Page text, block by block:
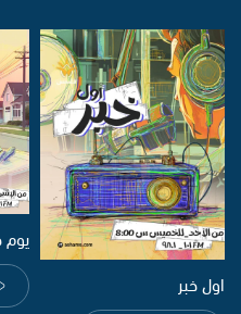
اول خبر
يوم